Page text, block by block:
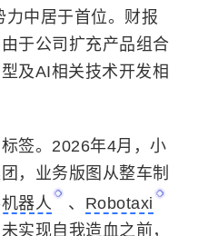
力中居于首位。财报
于公司扩充产品组合
及AI相关技术开发相
签。2026年4月，小
，业务版图从整车制
器人 、 Robotaxi
实现自我造血之前，